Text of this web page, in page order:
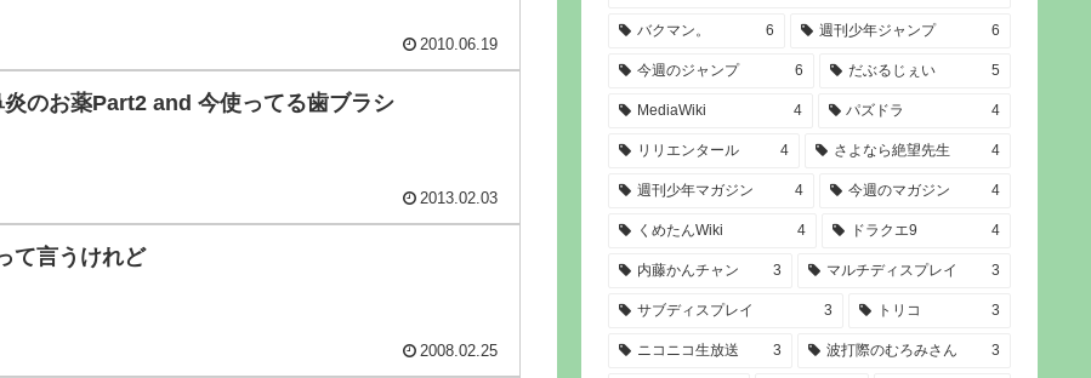
2010.06.19
のお薬Part2 and 今使ってる歯ブラシ
2013.02.03
て言うけれど
2008.02.25
バクマン。 6 週刊少年ジャンプ 6
今週のジャンプ 6 だぶるじぇい 5
MediaWiki 4 パズドラ 4
リリエンタール 4 さよなら絶望先生 4
週刊少年マガジン 4 今週のマガジン 4
くめたんWiki 4 ドラクエ9 4
内藤かんチャン 3 マルチディスプレイ 3
サブディスプレイ 3 トリコ 3
ニコニコ生放送 3 波打際のむろみさん 3